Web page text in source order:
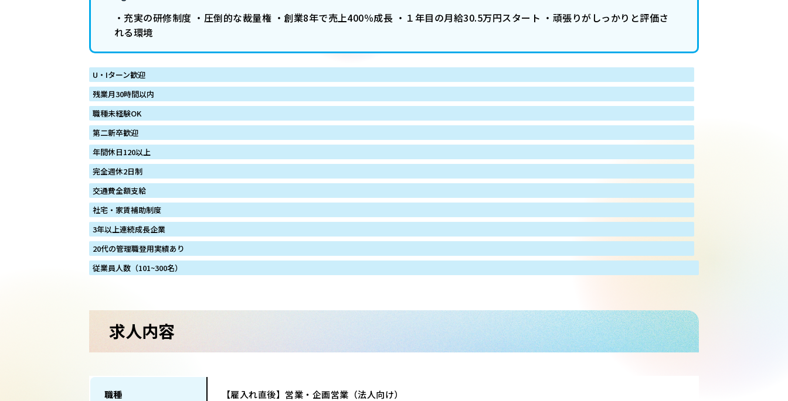
・充実の研修制度 ・圧倒的な裁量権 ・創業8年で売上400％成長 ・１年目の月給30.5万円スタート ・頑張りがしっかりと評価さ
れる環境
U・Iターン歓迎
残業月30時間以内
職種未経験OK
第二新卒歓迎
年間休日120以上
完全週休2日制
交通費全額支給
社宅・家賃補助制度
3年以上連続成長企業
20代の管理職登用実績あり
従業員人数（101~300名）
求人内容
職種
【雇入れ直後】営業・企画営業（法人向け）